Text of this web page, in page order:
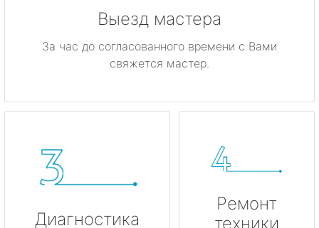
Выезд мастера
За час до согласованного времени с Вами
свяжется мастер.
Диагностика
Ремонт
техники